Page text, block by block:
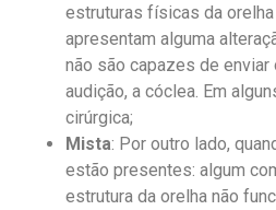
estruturas físicas da
apresentam alguma
não são capazes de enviar
audição, a cóclea. Em
cirúrgica;
Mista: Por outro lado,
estão presentes: algum
estrutura da orelha não